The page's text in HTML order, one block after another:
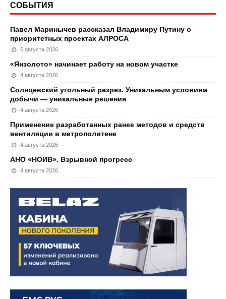
СОБЫТИЯ
Павел Маринычев рассказал Владимиру Путину о
приоритетных проектах АЛРОСА
5 августа 2026
«Янзолото» начинает работу на новом участке
4 августа 2026
Солнцевский угольный разрез. Уникальным условиям
добычи — уникальные решения
4 августа 2026
Применение разработанных ранее методов и средств
вентиляции в метрополитене
4 августа 2026
АНО «НОИВ». Взрывной прогресс
4 августа 2026